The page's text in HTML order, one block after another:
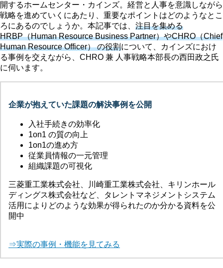
開するホームセンター・カインズ。経営と人事を意識しながら
戦略を進めていくにあたり、重要なポイントはどのようなとこ
ろにあるのでしょうか。本記事では、 注目を集める
HRBP（Human Resource Business Partner）やCHRO（Chief
Human Resource Officer） の役割について、カインズにおけ
る事例を交えながら、CHRO 兼 人事戦略本部長の西田政之氏
に伺います。
企業が抱えていた課題の解決事例を公開
入社手続きの効率化
1on1 の質の向上
1on1の進め方
従業員情報の一元管理
組織課題の可視化
三菱重工業株式会社、川崎重工業株式会社、キリンホール
ディングス株式会社など、タレントマネジメントシステム
活用によりどのような効果が得られたのか分かる資料を公
開中
⇒実際の事例・機能を見てみる